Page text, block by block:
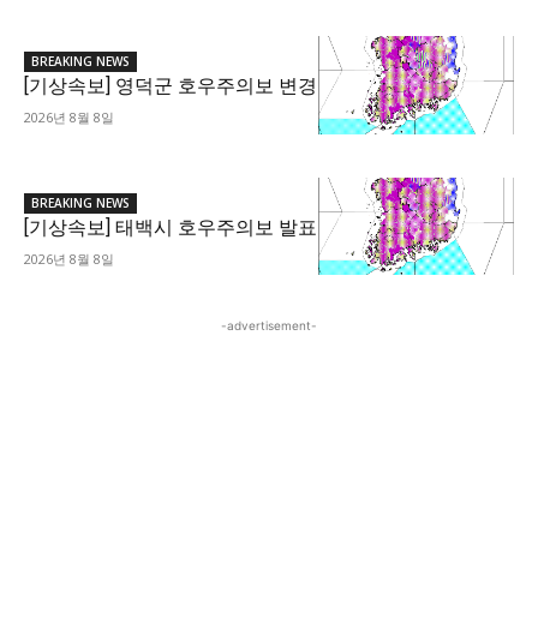
BREAKING NEWS
[기상속보] 영덕군 호우주의보 변경
2026년 8월 8일
BREAKING NEWS
[기상속보] 태백시 호우주의보 발표
2026년 8월 8일
-advertisement-